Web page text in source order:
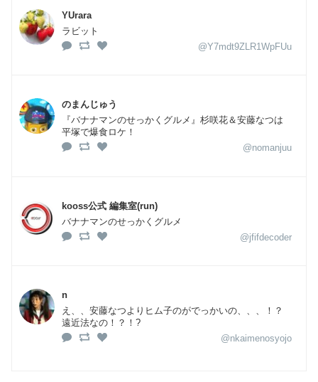
YUrara
ラビット
@Y7mdt9ZLR1WpFUu
のまんじゅう
『バナナマンのせっかくグルメ』杉咲花＆安藤なつは
平塚で爆食ロケ！
@nomanjuu
kooss公式 編集室(run)
バナナマンのせっかくグルメ
@jfifdecoder
n
え、、安藤なつよりヒム子のがでっかいの、、、！？
遠近法なの！？！?
@nkaimenosyojo